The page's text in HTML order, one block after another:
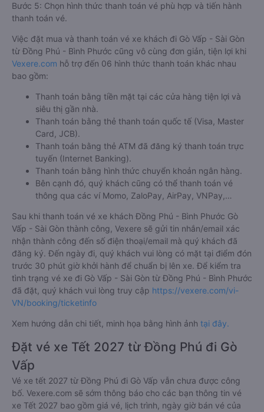
Bước 5: Chọn hình thức thanh toán vé phù hợp và tiến hành
thanh toán vé.
Việc đặt mua và thanh toán vé xe khách đi Gò Vấp - Sài Gòn
từ Đồng Phú - Bình Phước cũng vô cùng đơn giản, tiện lợi khi
Vexere.com hỗ trợ đến 06 hình thức thanh toán khác nhau
bao gồm:
Thanh toán bằng tiền mặt tại các cửa hàng tiện lợi và
siêu thị gần nhà.
Thanh toán bằng thẻ thanh toán quốc tế (Visa, Master
Card, JCB).
Thanh toán bằng thẻ ATM đã đăng ký thanh toán trực
tuyến (Internet Banking).
Thanh toán bằng hình thức chuyển khoản ngân hàng.
Bên cạnh đó, quý khách cũng có thể thanh toán vé
thông qua các ví Momo, ZaloPay, AirPay, VNPay,…
Sau khi thanh toán vé xe khách Đồng Phú - Bình Phước Gò
Vấp - Sài Gòn thành công, Vexere sẽ gửi tin nhắn/email xác
nhận thành công đến số điện thoại/email mà quý khách đã
đăng ký. Đến ngày đi, quý khách vui lòng có mặt tại điểm đón
trước 30 phút giờ khởi hành để chuẩn bị lên xe. Để kiểm tra
tình trạng vé xe đi Gò Vấp - Sài Gòn từ Đồng Phú - Bình Phước
đã đặt, quý khách vui lòng truy cập https://vexere.com/vi-
VN/booking/ticketinfo
Xem hướng dẫn chi tiết, minh họa bằng hình ảnh tại đây.
Đặt vé xe Tết 2027 từ Đồng Phú đi Gò
Vấp
Vé xe tết 2027 từ Đồng Phú đi Gò Vấp vẫn chưa được công
bố. Vexere.com sẽ sớm thông báo cho các bạn thông tin vé
xe Tết 2027 bao gồm giá vé, lịch trình, ngày giờ bán vé của